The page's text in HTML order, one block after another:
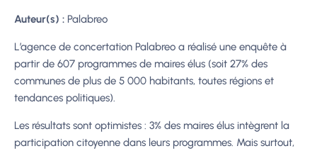
Auteur(s) : Palabreo
L’agence de concertation Palabreo a réalisé une enquête à
partir de 607 programmes de maires élus (soit 27% des
communes de plus de 5 000 habitants, toutes régions et
tendances politiques).
Les résultats sont optimistes : 3% des maires élus intègrent la
participation citoyenne dans leurs programmes. Mais surtout,